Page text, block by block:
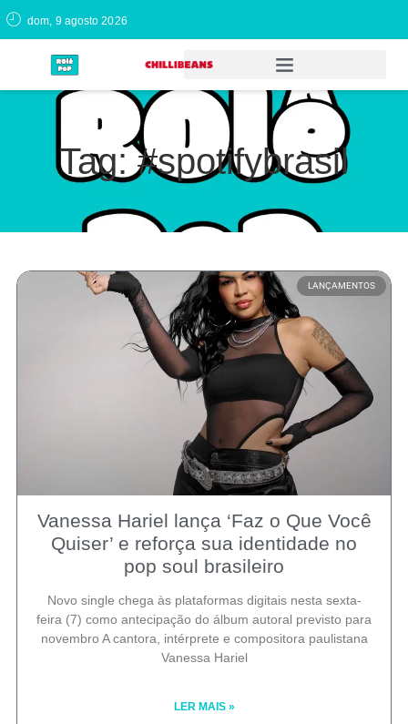
dom, 9 agosto 2026
Tag: #spotifybrasil
LANÇAMENTOS
Vanessa Hariel lança ‘Faz o Que Você
Quiser’ e reforça sua identidade no
pop soul brasileiro
Novo single chega às plataformas digitais nesta sexta-
feira (7) como antecipação do álbum autoral previsto para
novembro A cantora, intérprete e compositora paulistana
Vanessa Hariel
LER MAIS »